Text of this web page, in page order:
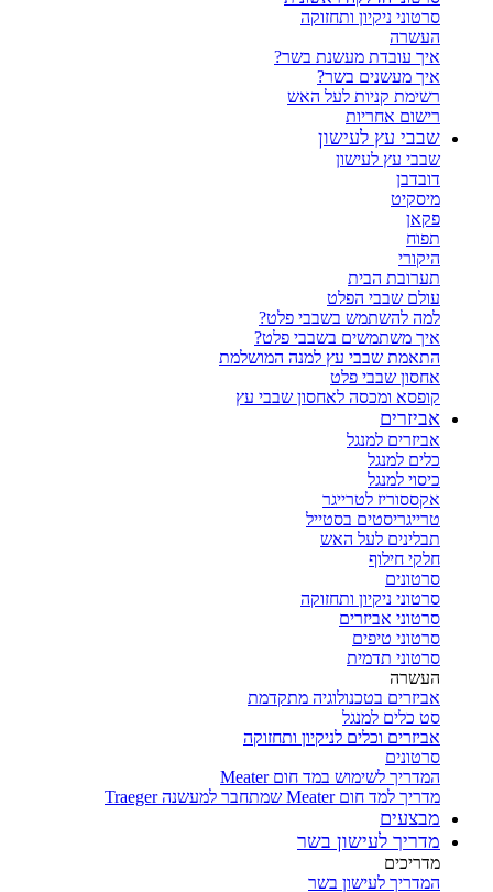
סרטוני ניקיון ותחזוקה
העשרה
איך עובדת מעשנת בשר?
איך מעשנים בשר?
רשימת קניות לעל האש
רישום אחריות
שבבי עץ לעישון
שבבי עץ לעישון
דובדבן
מיסקיט
פקאן
תפוח
היקורי
תערובת הבית
עולם שבבי הפלט
למה להשתמש בשבבי פלט?
איך משתמשים בשבבי פלט?
התאמת שבבי עץ למנה המושלמת
אחסון שבבי פלט
קופסא ומכסה לאחסון שבבי עץ
אביזרים
אביזרים למנגל
כלים למנגל
כיסוי למנגל
אקססוריז לטרייגר
טרייגריסטים בסטייל
תבלינים לעל האש
חלקי חילוף
סרטונים
סרטוני ניקיון ותחזוקה
סרטוני אביזרים
סרטוני טיפים
סרטוני תדמית
העשרה
אביזרים בטכנולוגיה מתקדמת
סט כלים למנגל
אביזרים וכלים לניקיון ותחזוקה
סרטונים
המדריך לשימוש במד חום Meater
מדריך למד חום Meater שמתחבר למעשנה Traeger
מבצעים
מדריך לעישון בשר
מדריכים
המדריך לעישון בשר